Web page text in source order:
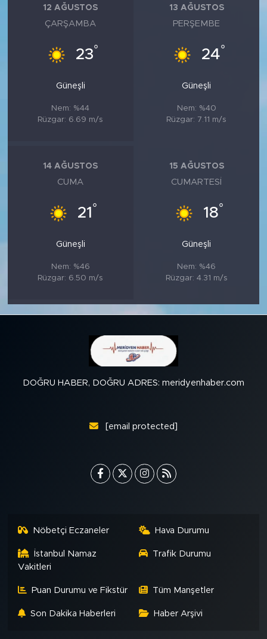
12 AĞUSTOS
ÇARŞAMBA
23°
Güneşli
Nem: %44
Rüzgar: 6.69 m/s
13 AĞUSTOS
PERŞEMBE
24°
Güneşli
Nem: %40
Rüzgar: 7.11 m/s
14 AĞUSTOS
CUMA
21 °
Güneşli
Nem: %46
Rüzgar: 6.50 m/s
15 AĞUSTOS
CUMARTESI
18°
Güneşli
Nem: %46
Rüzgar: 4.31 m/s
DOĞRU HABER, DOĞRU ADRES: meridyenhaber.com
[email protected]
Nöbetçi Eczaneler Hava Durumu
İstanbul Namaz
Vakitleri
Trafik Durumu
Puan Durumu ve Fikstür Tüm Manşetler
Son Dakika Haberleri Haber Arşivi